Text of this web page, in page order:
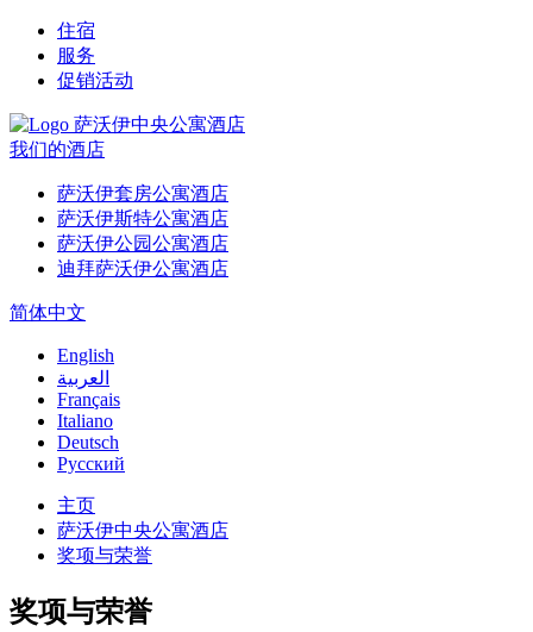
住宿
服务
促销活动
我们的酒店
萨沃伊套房公寓酒店
萨沃伊斯特公寓酒店
萨沃伊公园公寓酒店
迪拜萨沃伊公寓酒店
简体中文
English
العربية
Français
Italiano
Deutsch
Русский
主页
萨沃伊中央公寓酒店
奖项与荣誉
奖项与荣誉